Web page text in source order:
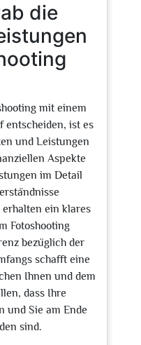
die
mit einem
entscheiden, ist es
und Leistungen
Aspekte
im Detail
ein klares
Fotoshooting
bezüglich der
schafft eine
Ihnen und dem
dass Ihre
und Sie am Ende
sind.